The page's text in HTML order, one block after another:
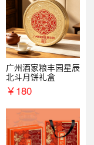
广州酒家粮丰园星辰
北斗月饼礼盒
￥180